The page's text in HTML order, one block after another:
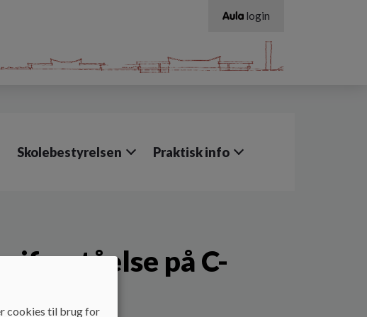
login
Skolebestyrelsen Praktisk info
på C-
cookies til brug for